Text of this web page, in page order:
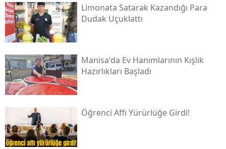
Limonata Satarak Kazandığı Para
Dudak Uçuklattı
Manisa'da Ev Hanımlarının Kışlık
Hazırlıkları Başladı
Öğrenci Affı Yürürlüğe Girdi!